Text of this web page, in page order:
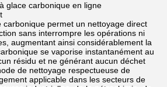
glace carbonique en ligne
carbonique permet un nettoyage direct
sans interrompre les opérations ni
augmentant ainsi considérablement la
se vaporise instantanément au
résidu et ne générant aucun déchet
de nettoyage respectueuse de
applicable dans les secteurs de